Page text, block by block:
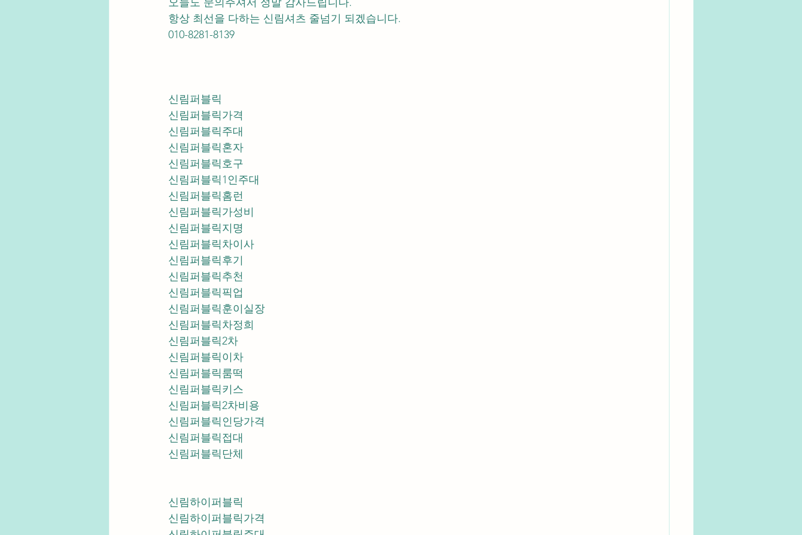
항상 최선을 다하는 신림셔츠 줄넘기 되겠습니다.
010-8281-8139
신림퍼블릭
신림퍼블릭가격
신림퍼블릭주대
신림퍼블릭혼자
신림퍼블릭호구
신림퍼블릭1인주대
신림퍼블릭홈런
신림퍼블릭가성비
신림퍼블릭지명
신림퍼블릭차이사
신림퍼블릭후기
신림퍼블릭추천
신림퍼블릭훈이실장
신림퍼블릭차정희
신림퍼블릭2차
신림퍼블릭이차
신림퍼블릭룸떡
신림퍼블릭키스
신림퍼블릭2차비용
신림퍼블릭인당가격
신림퍼블릭접대
신림퍼블릭단체
신림하이퍼블릭
신림하이퍼블릭가격